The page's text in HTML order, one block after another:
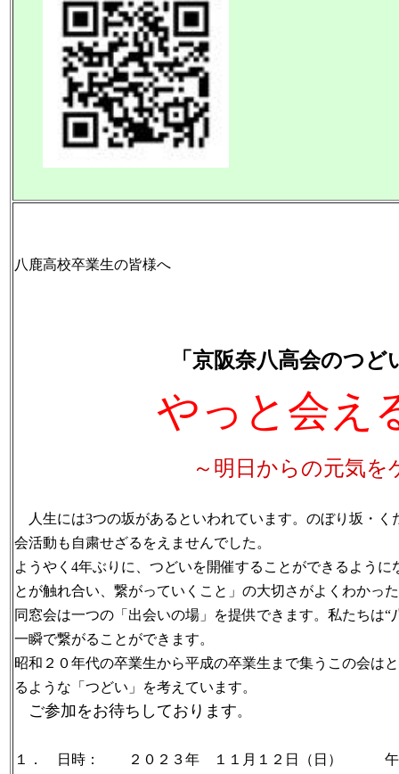
八鹿高校卒業生の皆様へ
「京阪奈八高会のつ
やっと会え
～明日からの元気を
人生には3つの坂があるといわれています。のぼり坂・
会活動も自粛せざるをえませんでした。
ようやく4年ぶりに、つどいを開催することができるよう
とが触れ合い、繋がっていくこと」の大切さがよくわかっ
同窓会は一つの「出会いの場」を提供できます。私たちは
一瞬で繋がることができます。
昭和２０年代の卒業生から平成の卒業生まで集うこの会は
るような「つどい」を考えています。
ご参加をお待ちしております。
１． 日時： ２０２３年 １１月１２日（日） 午